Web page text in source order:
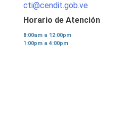
cti@cendit.gob.ve
Horario de Atención
8:00am a 12:00pm
1:00pm a 4:00pm